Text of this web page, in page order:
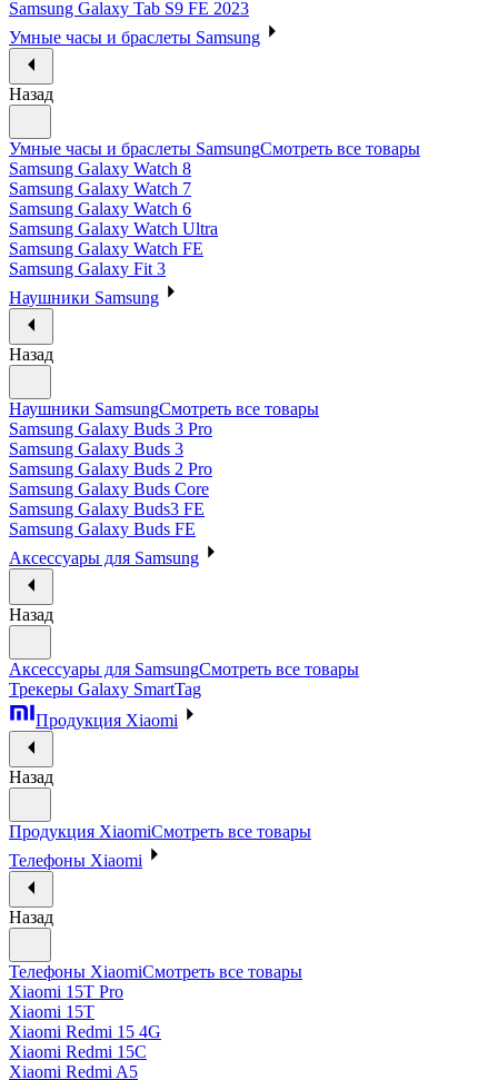
Samsung Galaxy Tab S9 FE 2023
Умные часы и браслеты Samsung
Назад
Умные часы и браслеты SamsungСмотреть все товары
Samsung Galaxy Watch 8
Samsung Galaxy Watch 7
Samsung Galaxy Watch 6
Samsung Galaxy Watch Ultra
Samsung Galaxy Watch FE
Samsung Galaxy Fit 3
Наушники Samsung
Назад
Наушники SamsungСмотреть все товары
Samsung Galaxy Buds 3 Pro
Samsung Galaxy Buds 3
Samsung Galaxy Buds 2 Pro
Samsung Galaxy Buds Core
Samsung Galaxy Buds3 FE
Samsung Galaxy Buds FE
Аксессуары для Samsung
Назад
Аксессуары для SamsungСмотреть все товары
Трекеры Galaxy SmartTag
Продукция Xiaomi
Назад
Продукция XiaomiСмотреть все товары
Телефоны Xiaomi
Назад
Телефоны XiaomiСмотреть все товары
Xiaomi 15T Pro
Xiaomi 15T
Xiaomi Redmi 15 4G
Xiaomi Redmi 15C
Xiaomi Redmi A5